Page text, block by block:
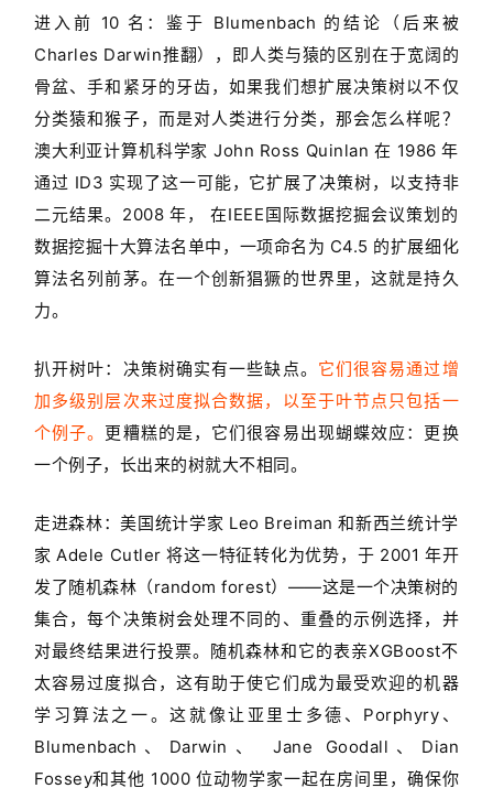
进入前 10 名：鉴于 Blumenbach 的结论（后来被
Charles Darwin推翻），即人类与猿的区别在于宽阔的
骨盆、手和紧牙的牙齿，如果我们想扩展决策树以不仅
分类猿和猴子，而是对人类进行分类，那会怎么样呢？
澳大利亚计算机科学家 John Ross Quinlan 在 1986 年
通过 ID3 实现了这一可能，它扩展了决策树，以支持非
二元结果。2008 年， 在IEEE国际数据挖掘会议策划的
数据挖掘十大算法名单中，一项命名为 C4.5 的扩展细化
算法名列前茅。在一个创新猖獗的世界里，这就是持久
力。
扒开树叶：决策树确实有一些缺点。 它们很容易通过增
加多级别层次来过度拟合数据，以至于叶节点只包括一
个例子。 更糟糕的是，它们很容易出现蝴蝶效应：更换
一个例子，长出来的树就大不相同。
走进森林：美国统计学家 Leo Breiman 和新西兰统计学
家 Adele Cutler 将这一特征转化为优势，于 2001 年开
发了随机森林（random forest）——这是一个决策树的
集合，每个决策树会处理不同的、重叠的示例选择，并
对最终结果进行投票。随机森林和它的表亲XGBoost不
太容易过度拟合，这有助于使它们成为最受欢迎的机器
学习算法之一。这就像让亚里士多德、Porphyry、
Blumenbach、Darwin、 Jane Goodall、Dian
Fossey和其他 1000 位动物学家一起在房间里，确保你